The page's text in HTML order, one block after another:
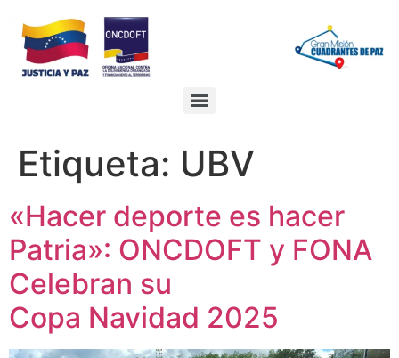
contenido
Etiqueta: UBV
«Hacer deporte es hacer
Patria»: ONCDOFT y FONA
Celebran su
Copa Navidad 2025